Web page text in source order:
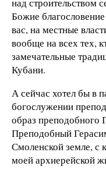
над строительством
Божие
вас, на местные
вообще на всех тех,
замечательные
Кубани.
А сейчас хотел бы в
богослужении
образ преподобного
Преподобный
Смоленской земле, с
моей архиерейской